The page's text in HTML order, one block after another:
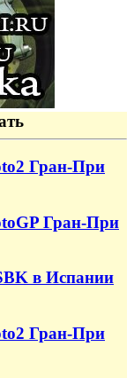
Гран-При
Гран-При
в Испании
Гран-При